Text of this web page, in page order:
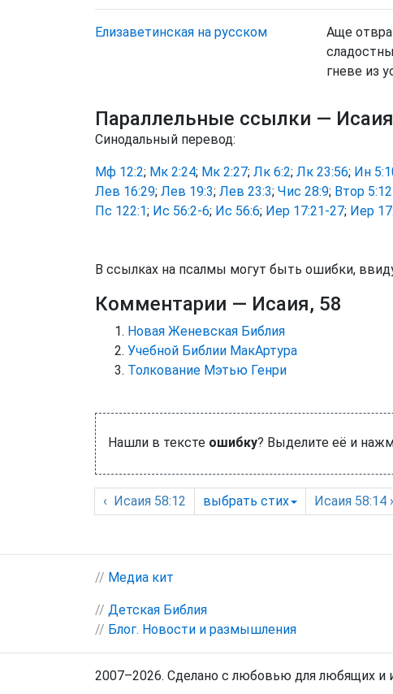
Елизаветинская на русском
Аще
гневе из
Параллельные ссылки —
Синодальный перевод:
Мф 12:2; Мк 2:24; Мк 2:27; Лк 6:2; Лк 23:56; Ин
Лев 16:29; Лев 19:3; Лев 23:3; Чис 28:9; Втор
Пс 122:1; Ис 56:2-6; Ис 56:6; Иер 17:21-27; Иер
В ссылках на псалмы могут быть ошибки,
Комментарии — Исаия, 58
Новая Женевская Библия
Учебной Библии МакАртура
Толкование Мэтью Генри
Нашли в тексте ошибку? Выделите её и
‹ Исаия 58:12 выбрать стих Исаия 58:14 ›
// Медиа кит
// Детская Библия
// Блог. Новости и размышления
2007–2026. Сделано с любовью для любящих и